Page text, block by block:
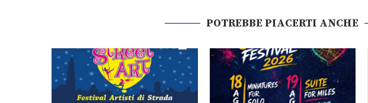
POTREBBE PIACERTI ANCHE